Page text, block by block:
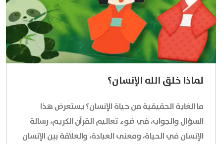
لماذا خلق الله الإنسان؟
ما الغاية الحقيقية من حياة الإنسان؟ يستعرض هذا
السؤال والجواب، في ضوء تعاليم القرآن الكريم، رسالة
الإنسان في الحياة، ومعنى العبادة، والعلاقة بين الإنسان